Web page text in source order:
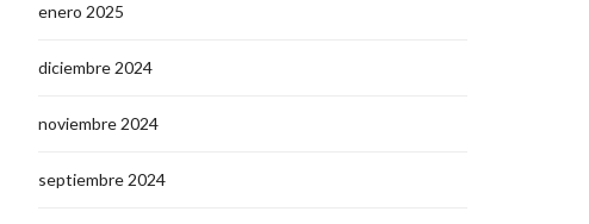
enero 2025
diciembre 2024
noviembre 2024
septiembre 2024